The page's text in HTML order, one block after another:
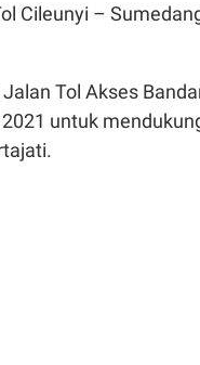
Cileunyi –
Tol Akses
untuk